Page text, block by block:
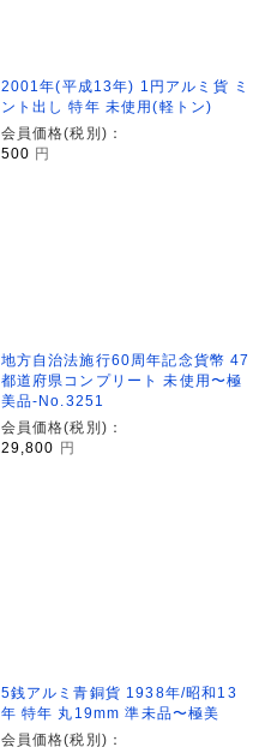
2001年(平成13年) 1円アルミ貨 ミ
ント出し 特年 未使用(軽トン)
会員価格(税別)：
500 円
地方自治法施行60周年記念貨幣 47
都道府県コンプリート 未使用〜極
美品-No.3251
会員価格(税別)：
29,800 円
5銭アルミ青銅貨 1938年/昭和13
年 特年 丸19mm 準未品〜極美
会員価格(税別)：